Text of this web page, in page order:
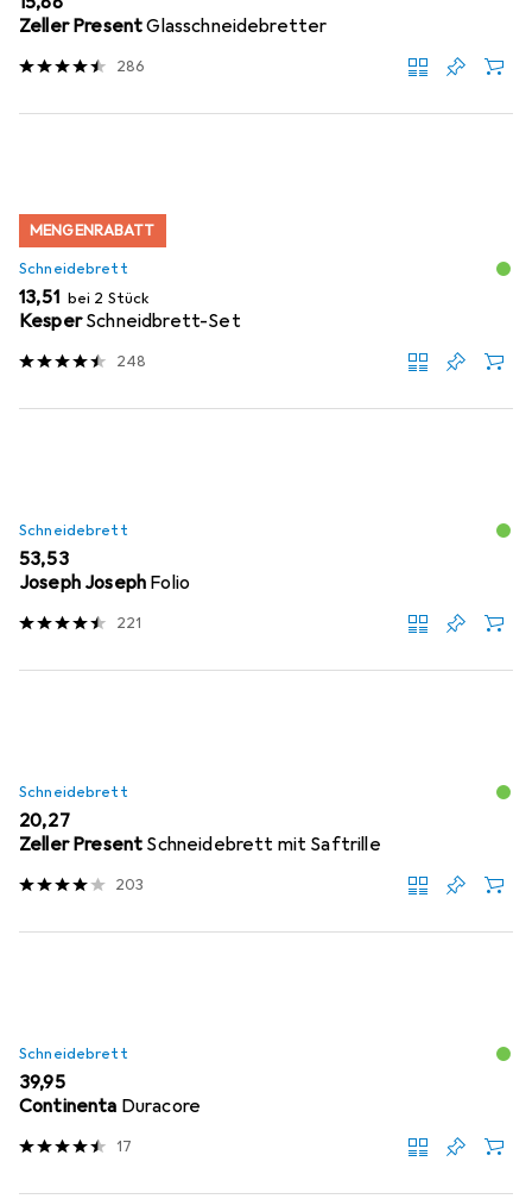
Zeller PresentGlasschneidebretter
286
MENGENRABATT
Schneidebrett
EUR
13,51 bei 2 Stück
Kesper Schneidbrett-Set
248
Schneidebrett
EUR
53,53
Joseph Joseph Folio
221
Schneidebrett
EUR
20,27
Zeller Present Schneidebrett mit Saftrille
203
Schneidebrett
EUR
39,95
Continenta Duracore
17